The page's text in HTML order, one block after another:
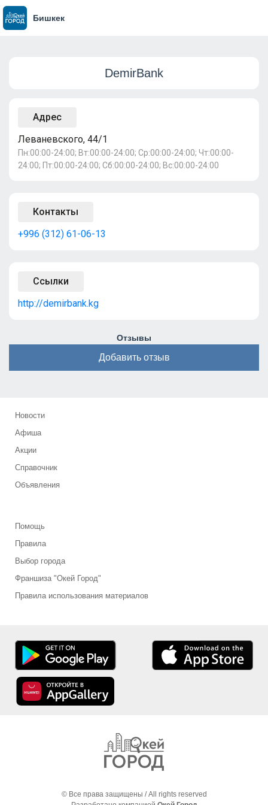
Бишкек
DemirBank
Адрес
Леваневского, 44/1
Пн:00:00-24:00; Вт:00:00-24:00; Ср:00:00-24:00; Чт:00:00-
24:00; Пт:00:00-24:00; Сб:00:00-24:00; Вс:00:00-24:00
Контакты
+996 (312) 61-06-13
Ссылки
http://demirbank.kg
Отзывы
Добавить отзыв
Новости
Афиша
Акции
Справочник
Объявления
Помощь
Правила
Выбор города
Франшиза "Окей Город"
Правила использования материалов
© Все права защищены / All rights reserved